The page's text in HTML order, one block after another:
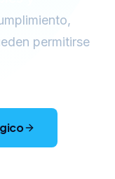
permitirse